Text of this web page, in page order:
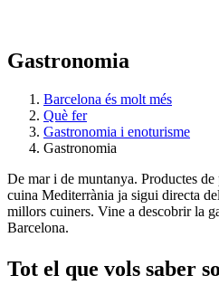
Gastronomia
Barcelona és molt més
Què fer
Gastronomia i enoturisme
Gastronomia
De mar i de muntanya. Productes
cuina Mediterrània ja sigui directa
millors cuiners. Vine a descobrir la
Barcelona.
Tot el que vols saber